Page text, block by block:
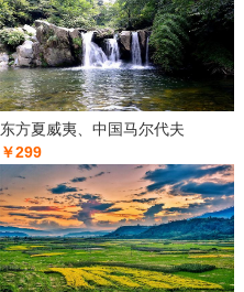
东方夏威夷、中国马尔代夫
￥299